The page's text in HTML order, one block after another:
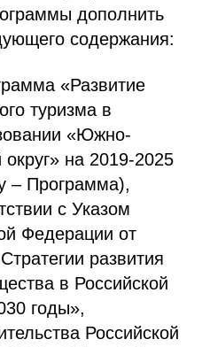
дополнить
содержания:
«Развитие
туризма в
«Южно-
округ» на 2019-2025
– Программа),
с Указом
Федерации от
развития
в Российской
годы»,
Российской